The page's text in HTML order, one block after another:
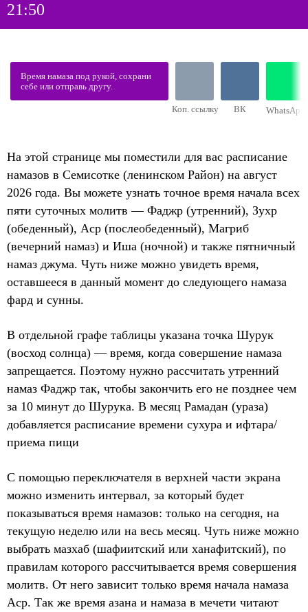
21:50
Время намаза под рукой, сохрани
себе или отправь другу.
Коп. ссылку ВК WhatsApp
На этой странице мы поместили для вас расписание
намазов в Семисотке (ленинском Район) на август
2026 года. Вы можете узнать точное время начала всех
пяти суточных молитв — Фаджр (утренний), Зухр
(обеденный), Аср (послеобеденный), Магриб
(вечерний намаз) и Иша (ночной) и также пятничный
намаз джума. Чуть ниже можно увидеть время,
оставшееся в данный момент до следующего намаза
фард и сунны.
В отдельной графе таблицы указана точка Шурук
(восход солнца) — время, когда совершение намаза
запрещается. Поэтому нужно рассчитать утренний
намаз Фаджр так, чтобы закончить его не позднее чем
за 10 минут до Шурука. В месяц Рамадан (ураза)
добавляется расписание времени сухура и ифтара/
приема пищи
С помощью переключателя в верхней части экрана
можно изменить интервал, за который будет
показываться время намазов: только на сегодня, на
текущую неделю или на весь месяц. Чуть ниже можно
выбрать мазхаб (шафиитский или ханафитский), по
правилам которого рассчитывается время совершения
молитв. От него зависит только время начала намаза
Аср. Так же время азана и намаза в мечети читают